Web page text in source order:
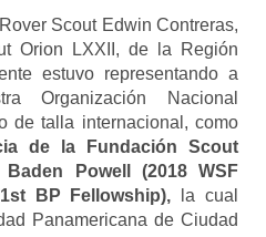
Scout Edwin Contreras,
Orion LXXII, de
la Región
estuvo representando a
Organización Nacional
de talla internacional, como
de la Fundación Scout
Powell (2018 WSF
BP Fellowship), la cual
Panamericana de Ciudad